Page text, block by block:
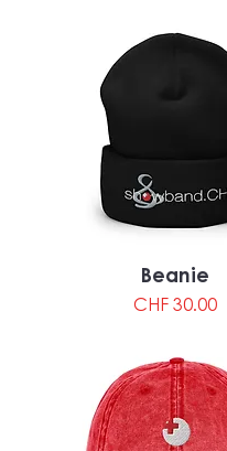
Beanie
Preis
CHF 30.00